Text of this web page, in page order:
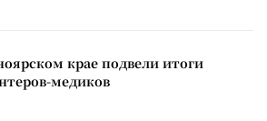
крае подвели итоги
медиков